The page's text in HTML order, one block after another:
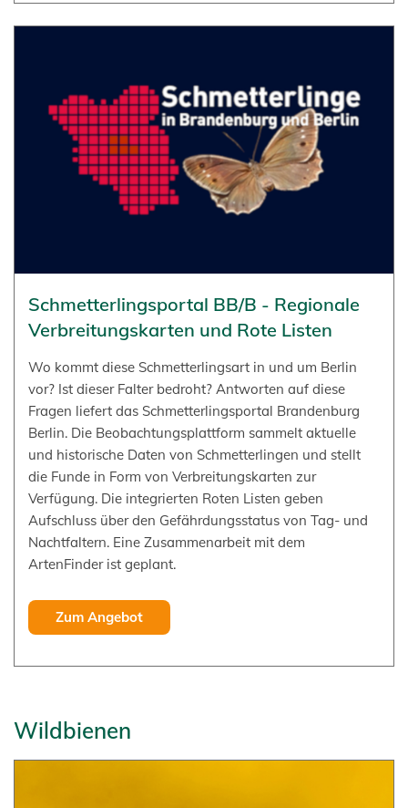
Schmetterlingsportal BB/B - Regionale
Verbreitungskarten und Rote Listen
Wo kommt diese Schmetterlingsart in und um Berlin
vor? Ist dieser Falter bedroht? Antworten auf diese
Fragen liefert das Schmetterlingsportal Brandenburg
Berlin. Die Beobachtungsplattform sammelt aktuelle
und historische Daten von Schmetterlingen und stellt
die Funde in Form von Verbreitungskarten zur
Verfügung. Die integrierten Roten Listen geben
Aufschluss über den Gefährdungsstatus von Tag- und
Nachtfaltern. Eine Zusammenarbeit mit dem
ArtenFinder ist geplant.
Zum Angebot
Wildbienen